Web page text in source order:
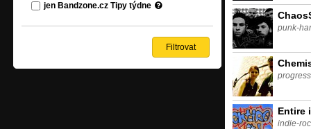
jen Bandzone.cz Tipy týdne
punk-
Entire
indie-